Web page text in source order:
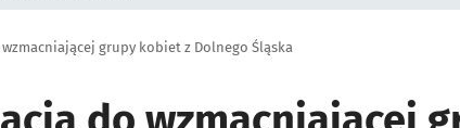
grupy kobiet z Dolnego Śląska